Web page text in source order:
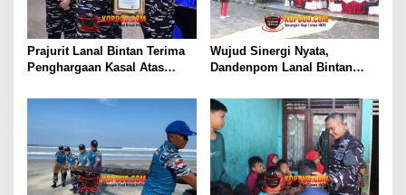
Prajurit Lanal Bintan Terima
Penghargaan Kasal Atas
Penyelundupan Narkotika
Wujud Sinergi Nyata,
Dandenpom Lanal Bintan
2026 di Tanjungpinang